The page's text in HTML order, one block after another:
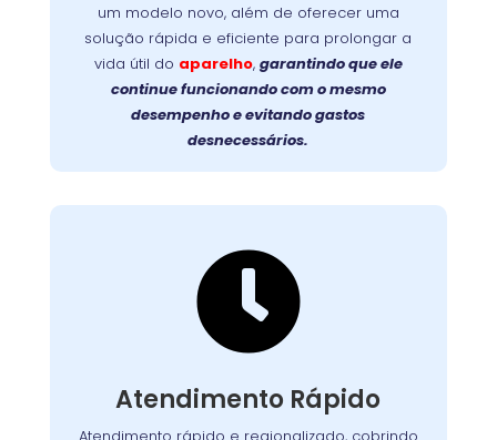
um modelo novo, além de oferecer uma
solução rápida e eficiente para prolongar a
vida útil do aparelho, garantindo que ele
continue funcionando com o mesmo
desempenho e evitando gastos
desnecessários.
eficiência original ao seu aparelho.
Faça a
escolha inteligente:
prolongue a vida útil da
sua lava-louças com um reparo profissional e
de qualidade!

Atendimento Rápido
Suporte Ágil e Eficiente
Com equipes preparadas e logística eficiente,
chegamos até você com agilidade, em
região metropolitana
atendimento é planejado para solucionar o
problema no menor tempo possível,